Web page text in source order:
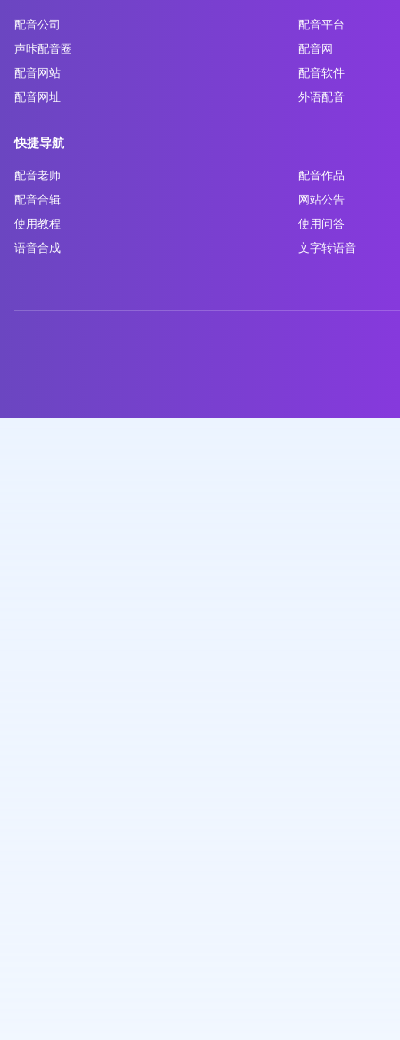
配音公司
配音平台
声咔配音圈
配音网
配音网站
配音软件
配音网址
外语配音
快捷导航
配音老师
配音作品
配音合辑
网站公告
使用教程
使用问答
语音合成
文字转语音